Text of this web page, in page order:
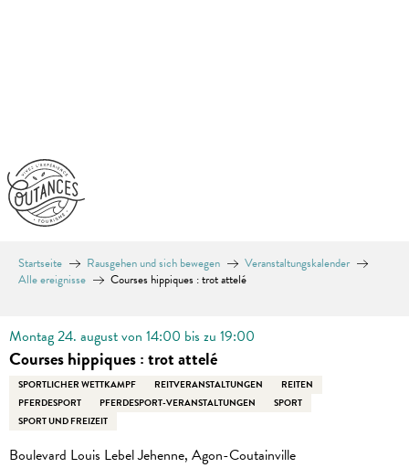
Startseite Rausgehen und sich bewegen
Veranstaltungskalender
Alle ereignisse
Courses hippiques : trot attelé
Montag 24. august von 14:00 bis zu 19:00
Courses hippiques : trot attelé
SPORTLICHER WETTKAMPF REITVERANSTALTUNGEN
REITEN
PFERDESPORT
PFERDESPORT-VERANSTALTUNGEN
SPORT
SPORT UND FREIZEIT
Boulevard Louis Lebel Jehenne, Agon-Coutainville